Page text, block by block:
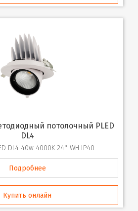
DL4
DL4 40w 4000K 24° WH IP40
Подробнее
Купить онлайн